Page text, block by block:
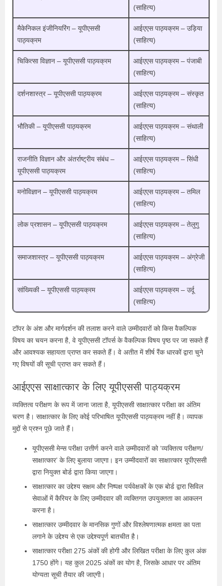
(साहित्य)
मैकेनिकल इंजीनियरिंग – यूपीएससी
पाठ्यक्रम
आईएएस पाठ्यक्रम – उड़िया
(साहित्य)
चिकित्सा विज्ञान – यूपीएससी पाठ्यक्रम
आईएएस पाठ्यक्रम – पंजाबी
(साहित्य)
दर्शनशास्त्र – यूपीएससी पाठ्यक्रम
आईएएस पाठ्यक्रम – संस्कृत
(साहित्य)
भौतिकी – यूपीएससी पाठ्यक्रम
आईएएस पाठ्यक्रम – संथाली
(साहित्य)
राजनीति विज्ञान और अंतर्राष्ट्रीय संबंध –
यूपीएससी पाठ्यक्रम
आईएएस पाठ्यक्रम – सिंधी
(साहित्य)
मनोविज्ञान – यूपीएससी पाठ्यक्रम
आईएएस पाठ्यक्रम – तमिल
(साहित्य)
लोक प्रशासन – यूपीएससी पाठ्यक्रम
आईएएस पाठ्यक्रम – तेलुगु
(साहित्य)
समाजशास्त्र – यूपीएससी पाठ्यक्रम
आईएएस पाठ्यक्रम – अंग्रेजी
(साहित्य)
सांख्यिकी – यूपीएससी पाठ्यक्रम
आईएएस पाठ्यक्रम – उर्दू
(साहित्य)
टॉपर के अंश और मार्गदर्शन की तलाश करने वाले उम्मीदवारों को किस वैकल्पिक
विषय का चयन करना है, वे यूपीएससी टॉपर्स के वैकल्पिक विषय पृष्ठ पर जा सकते हैं
और आवश्यक सहायता प्राप्त कर सकते हैं। वे अतीत में शीर्ष रैंक धारकों द्वारा चुने
गए विषयों की सूची प्राप्त कर सकते हैं।
आईएएस साक्षात्कार के लिए यूपीएससी पाठ्यक्रम
व्यक्तित्व परीक्षण के रूप में जाना जाता है, यूपीएससी साक्षात्कार परीक्षा का अंतिम
चरण है। साक्षात्कार के लिए कोई परिभाषित यूपीएससी पाठ्यक्रम नहीं है। व्यापक
मुद्दों से प्रश्न पूछे जाते हैं।
यूपीएससी मेन्स परीक्षा उत्तीर्ण करने वाले उम्मीदवारों को ‘व्यक्तित्व परीक्षण/
साक्षात्कार’ के लिए बुलाया जाएगा। इन उम्मीदवारों का साक्षात्कार यूपीएससी
द्वारा नियुक्त बोर्ड द्वारा किया जाएगा।
साक्षात्कार का उद्देश्य सक्षम और निष्पक्ष पर्यवेक्षकों के एक बोर्ड द्वारा सिविल
सेवाओं में कैरियर के लिए उम्मीदवार की व्यक्तिगत उपयुक्तता का आकलन
करना है।
साक्षात्कार उम्मीदवार के मानसिक गुणों और विश्लेषणात्मक क्षमता का पता
लगाने के उद्देश्य से एक उद्देश्यपूर्ण बातचीत है।
साक्षात्कार परीक्षा 275 अंकों की होगी और लिखित परीक्षा के लिए कुल अंक
1750 होंगे। यह कुल 2025 अंकों का योग है, जिसके आधार पर अंतिम
योग्यता सूची तैयार की जाएगी।